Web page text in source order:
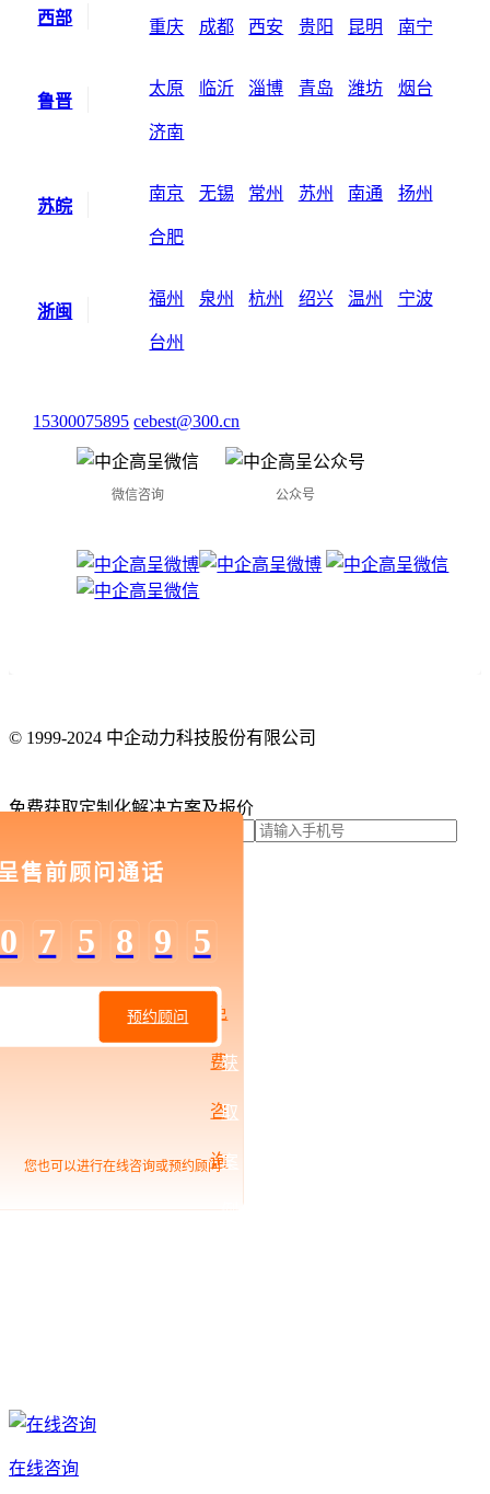
西部 重庆 成都 西安 贵阳 昆明 南宁
鲁晋
太原 临沂 淄博 青岛 潍坊 烟台
济南
苏皖
南京 无锡 常州 苏州 南通 扬州
合肥
浙闽
福州 泉州 杭州 绍兴 温州 宁波
台州
15300075895 cebest@300.cn
微信咨询 公众号
© 1999-2024 中企动力科技股份有限公司
免费获取定制化解决方案及报价
我要咨询
售前顾问通话
0 7 5 8 9 5
预约顾问 免
费
咨
询
获
取
案
例
您也可以进行在线咨询或预约顾问
在线咨询